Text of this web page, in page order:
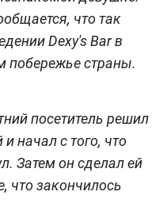
что так
Dexy's Bar в
побережье страны.
посетитель решил
начал с того, что
Затем он сделал ей
что закончилось